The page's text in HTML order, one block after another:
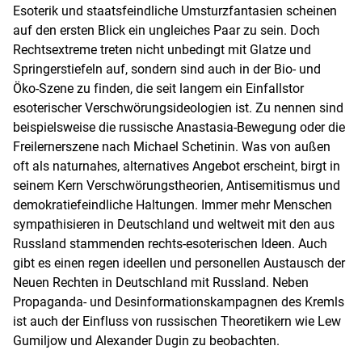
Esoterik und staatsfeindliche Umsturzfantasien scheinen
auf den ersten Blick ein ungleiches Paar zu sein. Doch
Rechtsextreme treten nicht unbedingt mit Glatze und
Springerstiefeln auf, sondern sind auch in der Bio- und
Öko-Szene zu finden, die seit langem ein Einfallstor
esoterischer Verschwörungsideologien ist. Zu nennen sind
beispielsweise die russische Anastasia-Bewegung oder die
Freilernerszene nach Michael Schetinin. Was von außen
oft als naturnahes, alternatives Angebot erscheint, birgt in
seinem Kern Verschwörungstheorien, Antisemitismus und
demokratiefeindliche Haltungen. Immer mehr Menschen
sympathisieren in Deutschland und weltweit mit den aus
Russland stammenden rechts-esoterischen Ideen. Auch
gibt es einen regen ideellen und personellen Austausch der
Neuen Rechten in Deutschland mit Russland. Neben
Propaganda- und Desinformationskampagnen des Kremls
ist auch der Einfluss von russischen Theoretikern wie Lew
Gumiljow und Alexander Dugin zu beobachten.